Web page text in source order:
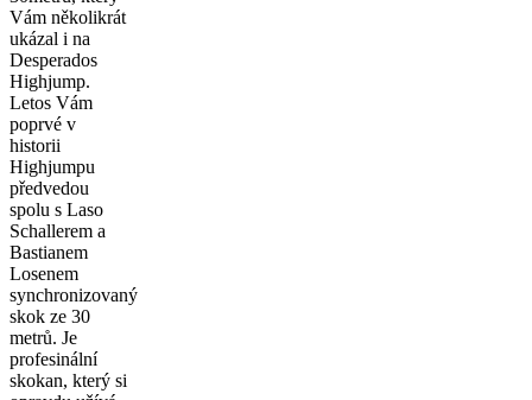
Vám několikrát
ukázal i na
Desperados
Highjump.
Letos Vám
poprvé v
historii
Highjumpu
předvedou
spolu s Laso
Schallerem a
Bastianem
Losenem
synchronizovaný
skok ze 30
metrů. Je
profesinální
skokan, který si